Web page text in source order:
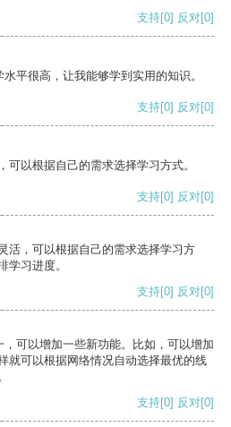
支持[0] 反对[0]
平很高，让我能够学到实用的知识。
支持[0] 反对[0]
可以根据自己的需求选择学习方式。
支持[0] 反对[0]
活，可以根据自己的需求选择学习方
学习进度。
支持[0] 反对[0]
可以增加一些新功能。比如，可以增加
就可以根据网络情况自动选择最优的线
支持[0] 反对[0]